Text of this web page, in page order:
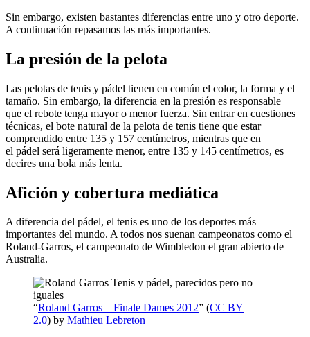
Sin embargo, existen bastantes diferencias entre uno y otro deporte.
A continuación repasamos las más importantes.
La presión de la pelota
Las pelotas de tenis y pádel tienen en común el color, la forma y el
tamaño. Sin embargo, la diferencia en la presión es responsable
que el rebote tenga mayor o menor fuerza. Sin entrar en cuestiones
técnicas, el bote natural de la pelota de tenis tiene que estar
comprendido entre 135 y 157 centímetros, mientras que en
el pádel será ligeramente menor, entre 135 y 145 centímetros, es
decires una bola más lenta.
Afición y cobertura mediática
A diferencia del pádel, el tenis es uno de los deportes más
importantes del mundo. A todos nos suenan campeonatos como el
Roland-Garros, el campeonato de Wimbledon el gran abierto de
Australia.
“Roland Garros – Finale Dames 2012” (CC BY
2.0) by Mathieu Lebreton